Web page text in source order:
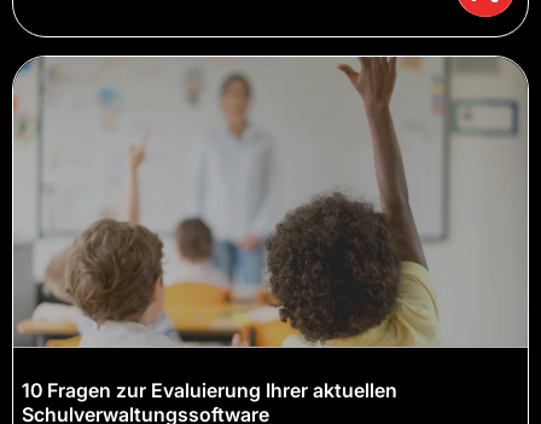
10 Fragen zur Evaluierung Ihrer aktuellen
Schulverwaltungssoftware